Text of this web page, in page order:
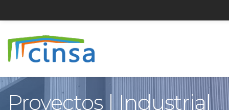
to
main
Industriales
Normalizadas
Proyectos | Industrial